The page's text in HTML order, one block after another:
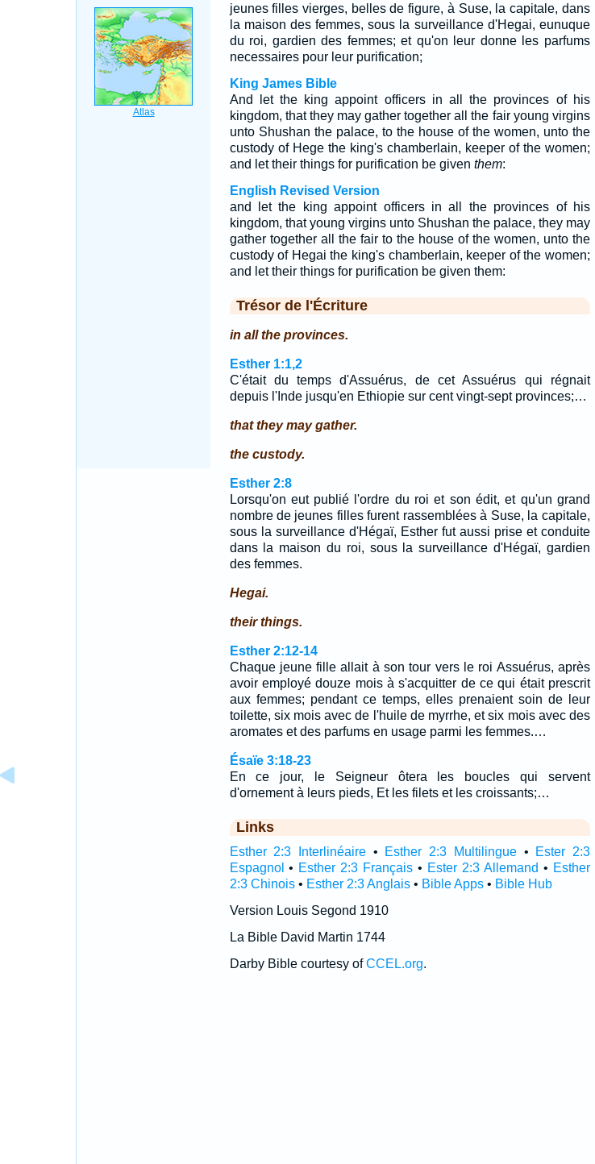
jeunes filles vierges, belles de figure, à Suse, la capitale, dans
la maison des femmes, sous la surveillance d'Hegai, eunuque
du roi, gardien des femmes; et qu'on leur donne les parfums
necessaires pour leur purification;
King James Bible
And let the king appoint officers in all the provinces of his
kingdom, that they may gather together all the fair young virgins
unto Shushan the palace, to the house of the women, unto the
custody of Hege the king's chamberlain, keeper of the women;
and let their things for purification be given them:
English Revised Version
and let the king appoint officers in all the provinces of his
kingdom, that young virgins unto Shushan the palace, they may
gather together all the fair to the house of the women, unto the
custody of Hegai the king's chamberlain, keeper of the women;
and let their things for purification be given them:
Trésor de l'Écriture
in all the provinces.
Esther 1:1,2
C'était du temps d'Assuérus, de cet Assuérus qui régnait
depuis l'Inde jusqu'en Ethiopie sur cent vingt-sept provinces;…
that they may gather.
the custody.
Esther 2:8
Lorsqu'on eut publié l'ordre du roi et son édit, et qu'un grand
nombre de jeunes filles furent rassemblées à Suse, la capitale,
sous la surveillance d'Hégaï, Esther fut aussi prise et conduite
dans la maison du roi, sous la surveillance d'Hégaï, gardien
des femmes.
Hegai.
their things.
Esther 2:12-14
Chaque jeune fille allait à son tour vers le roi Assuérus, après
avoir employé douze mois à s'acquitter de ce qui était prescrit
aux femmes; pendant ce temps, elles prenaient soin de leur
toilette, six mois avec de l'huile de myrrhe, et six mois avec des
aromates et des parfums en usage parmi les femmes.…
Ésaïe 3:18-23
En ce jour, le Seigneur ôtera les boucles qui servent
d'ornement à leurs pieds, Et les filets et les croissants;…
Links
Esther 2:3 Interlinéaire• Esther 2:3 Multilingue•
Ester 2:3
Espagnol • Esther 2:3 Français • Ester 2:3 Allemand • Esther
2:3 Chinois• Esther 2:3 Anglais• Bible Apps• Bible Hub
Version Louis Segond 1910
La Bible David Martin 1744
Darby Bible courtesy ofCCEL.org.